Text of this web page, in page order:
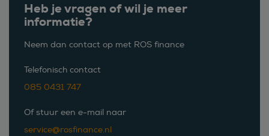
Heb je vragen of wil je meer
informatie?
Neem dan contact op met ROS finance
Telefonisch contact
085 0431 747
Of stuur een e-mail naar
service@rosfinance.nl